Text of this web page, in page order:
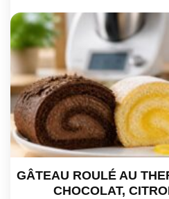
GÂTEAU ROULÉ AU
CHOCOLAT,